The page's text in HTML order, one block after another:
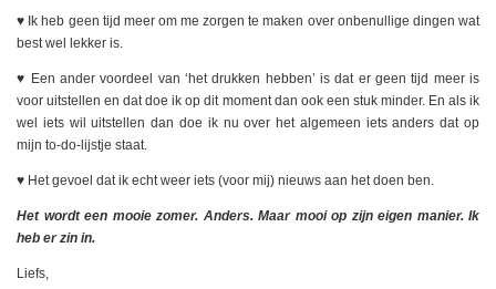
♥️ Ik heb geen tijd meer om me zorgen te maken over onbenullige dingen wat
best wel lekker is.
♥️ Een ander voordeel van ‘het drukken hebben’ is dat er geen tijd meer is
voor uitstellen en dat doe ik op dit moment dan ook een stuk minder. En als ik
wel iets wil uitstellen dan doe ik nu over het algemeen iets anders dat op
mijn to-do-lijstje staat.
♥️ Het gevoel dat ik echt weer iets (voor mij) nieuws aan het doen ben.
Het wordt een mooie zomer. Anders. Maar mooi op zijn eigen manier. Ik
heb er zin in.
Liefs,